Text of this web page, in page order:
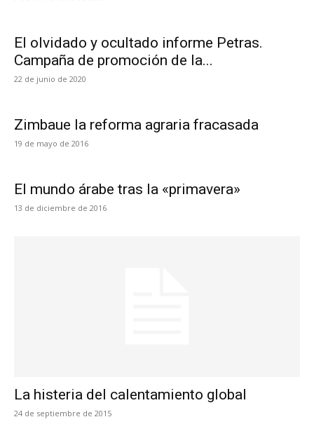
El olvidado y ocultado informe Petras.
Campaña de promoción de la...
22 de junio de 2020
Zimbaue la reforma agraria fracasada
19 de mayo de 2016
El mundo árabe tras la «primavera»
13 de diciembre de 2016
La histeria del calentamiento global
24 de septiembre de 2015